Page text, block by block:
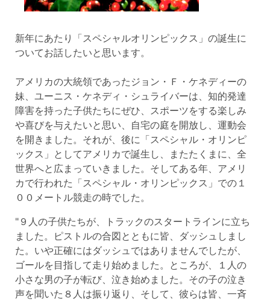
新年にあたり「スペシャルオリンピックス」の誕生に
ついてお話したいと思います。
アメリカの大統領であったジョン・Ｆ・ケネディーの
妹、ユーニス・ケネディ・シュライバーは、知的発達
障害を持った子供たちにぜひ、スポーツをする楽しみ
や喜びを与えたいと思い、自宅の庭を開放し、運動会
を開きました。それが、後に「スペシャル・オリンピ
ックス」としてアメリカで誕生し、またたくまに、全
世界へと広まっていきました。そしてある年、アメリ
カで行われた「スペシャル・オリンピックス」での１
００メートル競走の時でした。
"９人の子供たちが、トラックのスタートラインに立ち
ました。ピストルの合図とともに皆、ダッシュしまし
た。いや正確にはダッシュではありませんでしたが、
ゴールを目指して走り始めました。ところが、１人の
小さな男の子が転び、泣き始めました。その子の泣き
声を聞いた８人は振り返り、そして、彼らは皆、一斉